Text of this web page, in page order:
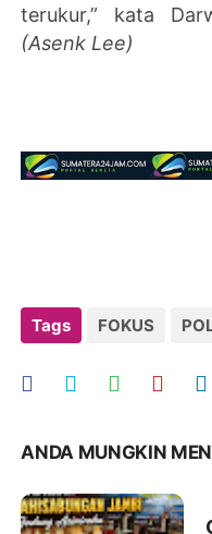
terukur,” kata
(Asenk Lee)
Tags FOKUS
ANDA MUNGKIN